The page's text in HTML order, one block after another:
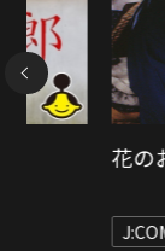
大名倒産
J:COM STREAM